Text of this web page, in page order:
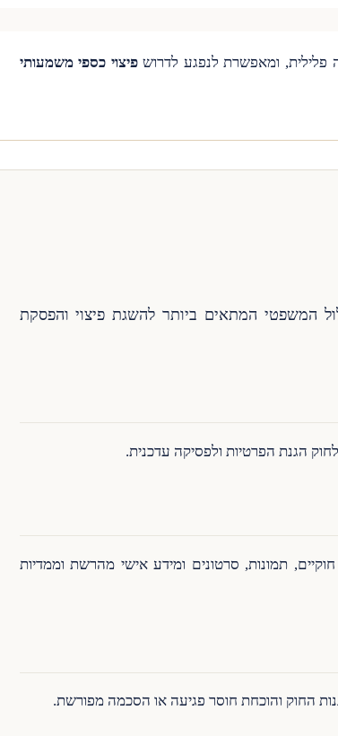
פלילית, ומאפשרת לנפגע לדרושפיצוי כספי משמעותי
המשפטי המתאים ביותר להשגת פיצוי והפסקת
הגנת הפרטיות ולפסיקה עדכנית.
תמונות, סרטונים ומידע אישי מהרשת וממדיות
החוק והוכחת חוסר פגיעה או הסכמה מפורשת.